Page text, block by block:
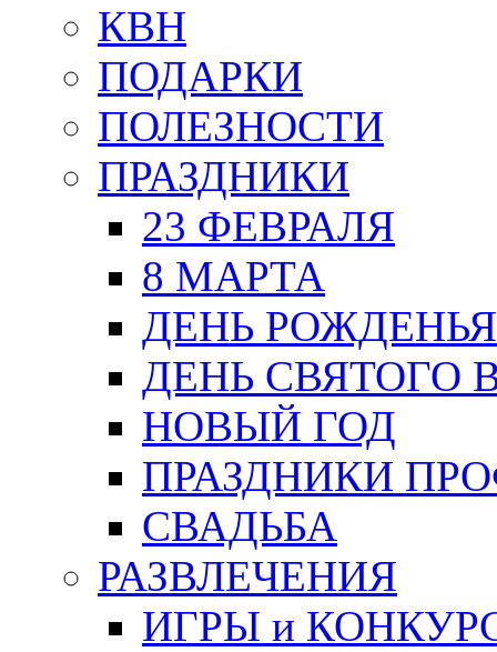
КВН
ПОДАРКИ
ПОЛЕЗНОСТИ
ПРАЗДНИКИ
23 ФЕВРАЛЯ
8 МАРТА
ДЕНЬ РОЖДЕНЬЯ
ДЕНЬ СВЯТОГО
НОВЫЙ ГОД
ПРАЗДНИКИ
СВАДЬБА
РАЗВЛЕЧЕНИЯ
ИГРЫ и